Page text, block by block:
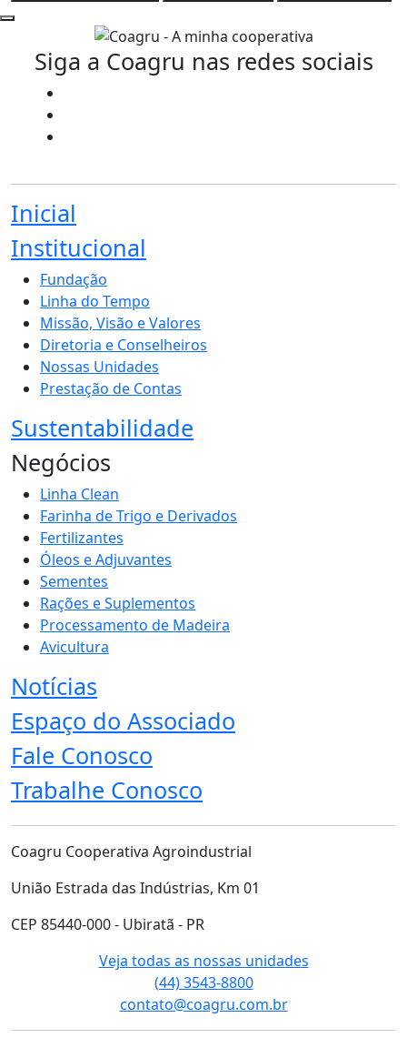
Siga a Coagru nas redes sociais
Inicial
Institucional
Fundação
Linha do Tempo
Missão, Visão e Valores
Diretoria e Conselheiros
Nossas Unidades
Prestação de Contas
Sustentabilidade
Negócios
Linha Clean
Farinha de Trigo e Derivados
Fertilizantes
Óleos e Adjuvantes
Sementes
Rações e Suplementos
Processamento de Madeira
Avicultura
Notícias
Espaço do Associado
Fale Conosco
Trabalhe Conosco
Coagru Cooperativa Agroindustrial
União Estrada das Indústrias, Km 01
CEP 85440-000 - Ubiratã - PR
Veja todas as nossas unidades
(44) 3543-8800
contato@coagru.com.br